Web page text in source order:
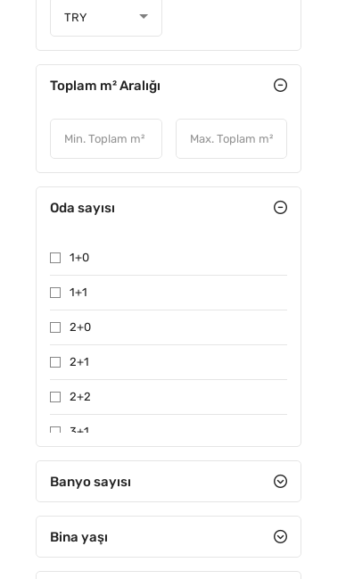
TRY
Toplam m² Aralığı
Oda sayısı
1+0
1+1
2+0
2+1
2+2
3+1
4+1
4+2
4+3
Banyo sayısı
Bina yaşı